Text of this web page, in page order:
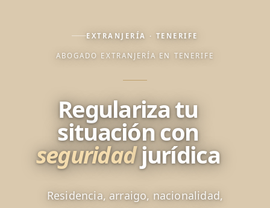
EXTRANJERÍA · TENERIFE
ABOGADO EXTRANJERÍA EN TENERIFE
Regulariza tu
situación con
seguridadjurídica
Residencia, arraigo, nacionalidad,